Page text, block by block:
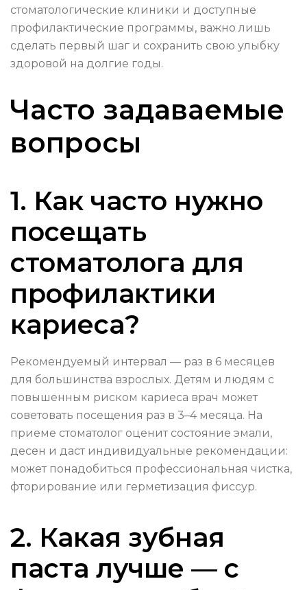
стоматологические клиники и доступные
профилактические программы, важно лишь
сделать первый шаг и сохранить свою улыбку
здоровой на долгие годы.
Часто задаваемые
вопросы
1. Как часто нужно
посещать
стоматолога для
профилактики
кариеса?
Рекомендуемый интервал — раз в 6 месяцев
для большинства взрослых. Детям и людям с
повышенным риском кариеса врач может
советовать посещения раз в 3–4 месяца. На
приеме стоматолог оценит состояние эмали,
десен и даст индивидуальные рекомендации:
может понадобиться профессиональная чистка,
фторирование или герметизация фиссур.
2. Какая зубная
паста лучше — с